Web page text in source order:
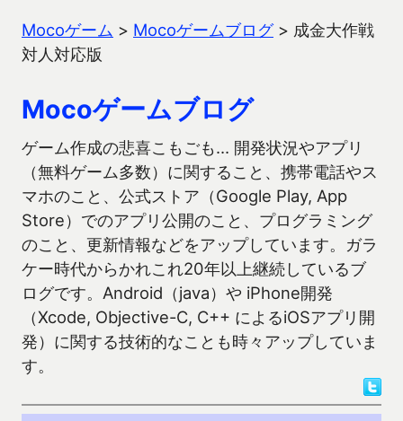
Mocoゲーム > Mocoゲームブログ> 成金大作戦
対人対応版
Mocoゲームブログ
ゲーム作成の悲喜こもごも… 開発状況やアプリ
（無料ゲーム多数）に関すること、携帯電話やス
マホのこと、公式ストア（Google Play, App
Store）でのアプリ公開のこと、プログラミング
のこと、更新情報などをアップしています。ガラ
ケー時代からかれこれ20年以上継続しているブ
ログです。Android（java）や iPhone開発
（Xcode, Objective-C, C++ によるiOSアプリ開
発）に関する技術的なことも時々アップしていま
す。